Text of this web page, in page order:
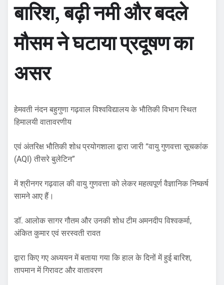
बारिश, बढ़ी नमी और बदले
मौसम ने घटाया प्रदूषण का
असर
हेमवती नंदन बहुगुणा गढ़वाल विश्वविद्यालय के भौतिकी विभाग स्थित
हिमालयी वातावरणीय
एवं अंतरिक्ष भौतिकी शोध प्रयोगशाला द्वारा जारी “वायु गुणवत्ता सूचकांक
(AQI) तीसरे बुलेटिन”
में श्रीनगर गढ़वाल की वायु गुणवत्ता को लेकर महत्वपूर्ण वैज्ञानिक निष्कर्ष
सामने आए हैं।
डॉ. आलोक सागर गौतम और उनकी शोध टीम अमनदीप विश्वकर्मा,
अंकित कुमार एवं सरस्वती रावत
द्वारा किए गए अध्ययन में बताया गया कि हाल के दिनों में हुई बारिश,
तापमान में गिरावट और वातावरण